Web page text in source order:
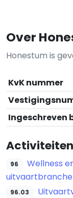
Over
Honestum is
KvK nummer
Ingeschreven
96
Wellness
uitvaartbranche
96.03